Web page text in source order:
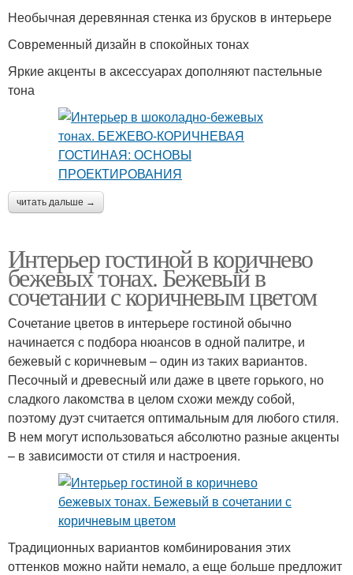
Необычная деревянная стенка из брусков в интерьере
Современный дизайн в спокойных тонах
Яркие акценты в аксессуарах дополняют пастельные
тона
читать дальше →
Интерьер гостиной в коричнево
бежевых тонах. Бежевый в
сочетании с коричневым цветом
Сочетание цветов в интерьере гостиной обычно
начинается с подбора нюансов в одной палитре, и
бежевый с коричневым – один из таких вариантов.
Песочный и древесный или даже в цвете горького, но
сладкого лакомства в целом схожи между собой,
поэтому дуэт считается оптимальным для любого стиля.
В нем могут использоваться абсолютно разные акценты
– в зависимости от стиля и настроения.
Традиционных вариантов комбинирования этих
оттенков можно найти немало, а еще больше предложит